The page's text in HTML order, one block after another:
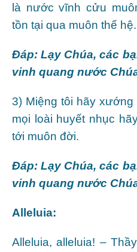
là nước vĩnh cửu
tồn tại qua muôn thế hệ.
Ðáp: Lạy Chúa, các
vinh quang nước
3) Miệng tôi hãy
mọi loài huyết nhục
tới muôn đời.
Ðáp: Lạy Chúa, các
vinh quang nước
Alleluia:
Alleluia, alleluia! –